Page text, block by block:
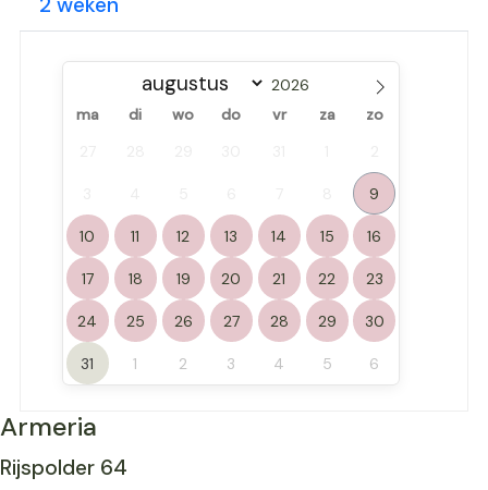
ma di wo do vr za
zo
9
10 11 12 13 14 15 16
17 18 19 20 21 22 23
24 25 26 27 28 29 30
31 1 2 3 4 5 6
Armeria
Rijspolder 64